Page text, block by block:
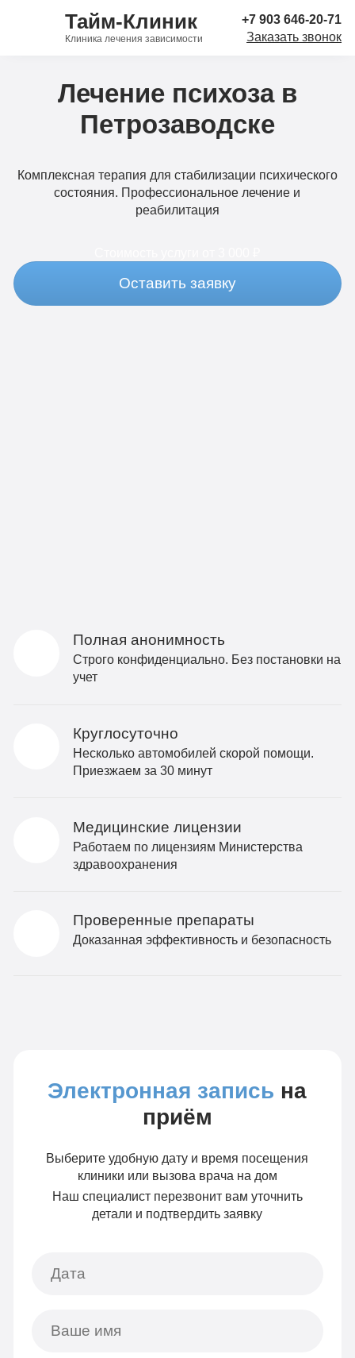
Тайм-Клиник
Клиника лечения зависимости
+7 903 646-20-71
Заказать звонок
Лечение психоза в
Петрозаводске
Комплексная терапия для стабилизации психического
состояния. Профессиональное лечение и
реабилитация
Оставить заявку
Полная анонимность
Строго конфиденциально. Без постановки на
учет
Круглосуточно
Несколько автомобилей скорой помощи.
Приезжаем за 30 минут
Медицинские лицензии
Работаем по лицензиям Министерства
здравоохранения
Проверенные препараты
Доказанная эффективность и безопасность
Электронная запись на
приём
Выберите удобную дату и время посещения
клиники или вызова врача на дом
Наш специалист перезвонит вам уточнить
детали и подтвердить заявку